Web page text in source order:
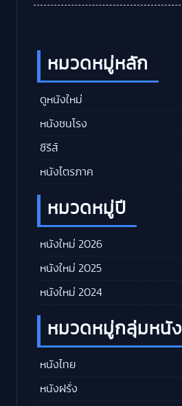
หมวดหมู่หลัก
ดูหนังใหม่
หนังชนโรง
ซีรีส์
หนังไตรภาค
หมวดหมู่ปี
หนังใหม่ 2026
หนังใหม่ 2025
หนังใหม่ 2024
หมวดหมู่กลุ่มหนัง
หนังไทย
หนังฝรั่ง